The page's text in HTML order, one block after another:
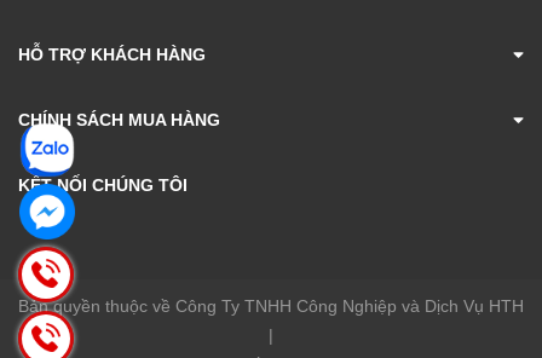
HỖ TRỢ KHÁCH HÀNG
CHÍNH SÁCH MUA HÀNG
KẾT NỐI CHÚNG TÔI
Bản quyền thuộc về Công Ty TNHH Công Nghiệp và Dịch Vụ HTH
|